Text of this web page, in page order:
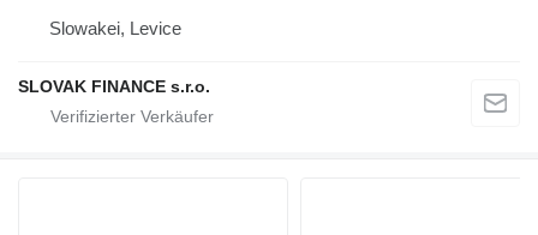
Slowakei, Levice
SLOVAK FINANCE s.r.o.